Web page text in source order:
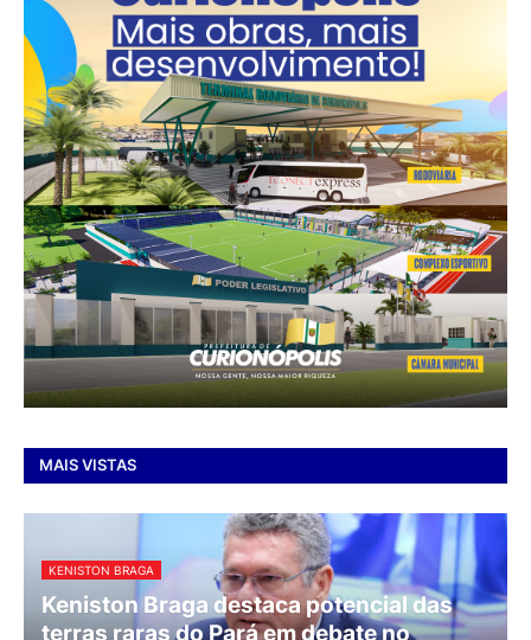
MAIS VISTAS
KENISTON BRAGA
Keniston Braga destaca potencial das
terras raras do Pará em debate no